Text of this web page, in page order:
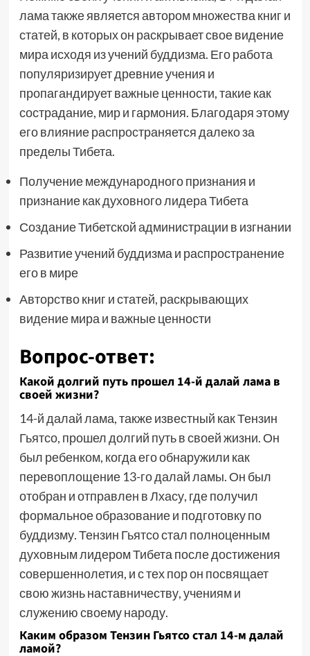
лама также является автором множества книг и
статей, в которых он раскрывает свое видение
мира исходя из учений буддизма. Его работа
популяризирует древние учения и
пропагандирует важные ценности, такие как
сострадание, мир и гармония. Благодаря этому
его влияние распространяется далеко за
пределы Тибета.
Получение международного признания и
признание как духовного лидера Тибета
Создание Тибетской администрации в изгнании
Развитие учений буддизма и распространение
его в мире
Авторство книг и статей, раскрывающих
видение мира и важные ценности
Вопрос-ответ:
Какой долгий путь прошел 14-й далай лама в
своей жизни?
14-й далай лама, также известный как Тензин
Гьятсо, прошел долгий путь в своей жизни. Он
был ребенком, когда его обнаружили как
перевоплощение 13-го далай ламы. Он был
отобран и отправлен в Лхасу, где получил
формальное образование и подготовку по
буддизму. Тензин Гьятсо стал полноценным
духовным лидером Тибета после достижения
совершеннолетия, и с тех пор он посвящает
свою жизнь наставничеству, учениям и
служению своему народу.
Каким образом Тензин Гьятсо стал 14-м далай
ламой?